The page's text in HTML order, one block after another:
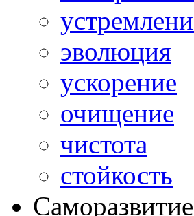
эволюция
ускорение
очищение
чистота
стойкость